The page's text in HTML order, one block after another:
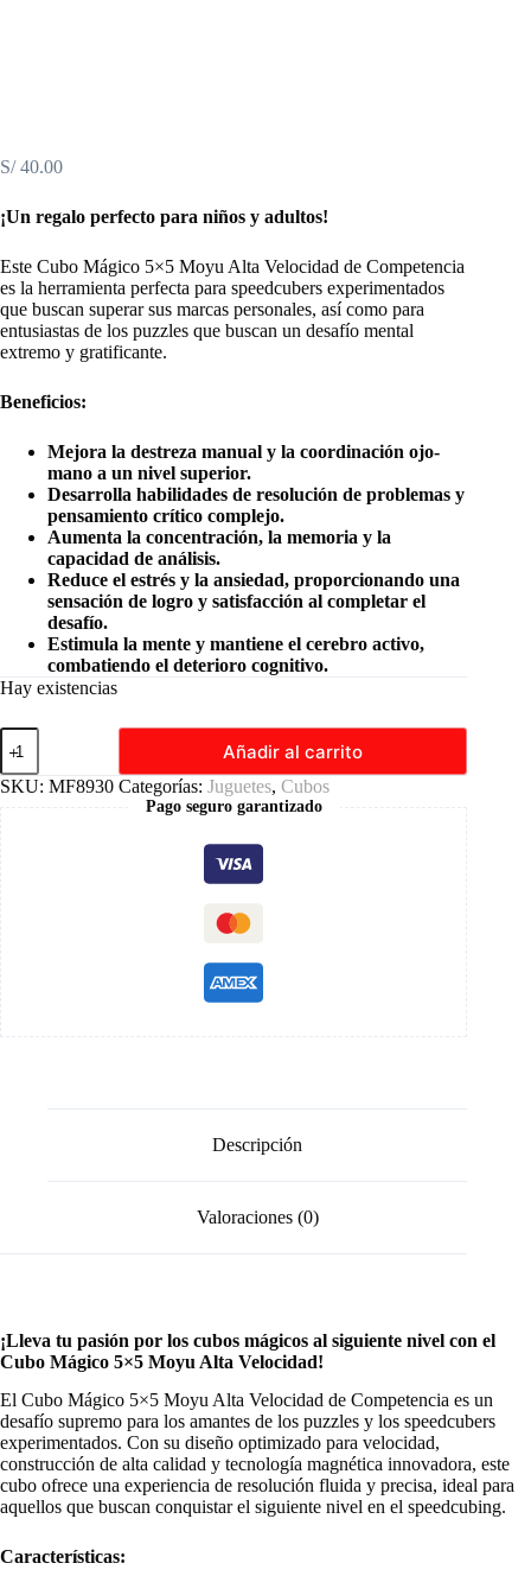
S/40.00
¡Un regalo perfecto para niños y adultos!
Este Cubo Mágico 5×5 Moyu Alta Velocidad de Competencia
es la herramienta perfecta para speedcubers experimentados
que buscan superar sus marcas personales, así como para
entusiastas de los puzzles que buscan un desafío mental
extremo y gratificante.
Beneficios:
Mejora la destreza manual y la coordinación ojo-
mano a un nivel superior.
Desarrolla habilidades de resolución de problemas y
pensamiento crítico complejo.
Aumenta la concentración, la memoria y la
capacidad de análisis.
Reduce el estrés y la ansiedad, proporcionando una
sensación de logro y satisfacción al completar el
desafío.
Estimula la mente y mantiene el cerebro activo,
combatiendo el deterioro cognitivo.
Hay existencias
Cubo
Mágico
5×5
Moyu
Añadir al carrito
SKU: MF8930 Categorías: Juguetes, Cubos
Pago seguro garantizado
Descripción
Valoraciones (0)
¡Lleva tu pasión por los cubos mágicos al siguiente nivel con el
Cubo Mágico 5×5 Moyu Alta Velocidad!
El Cubo Mágico 5×5 Moyu Alta Velocidad de Competencia es un
desafío supremo para los amantes de los puzzles y los speedcubers
experimentados. Con su diseño optimizado para velocidad,
construcción de alta calidad y tecnología magnética innovadora, este
cubo ofrece una experiencia de resolución fluida y precisa, ideal para
aquellos que buscan conquistar el siguiente nivel en el speedcubing.
Características: